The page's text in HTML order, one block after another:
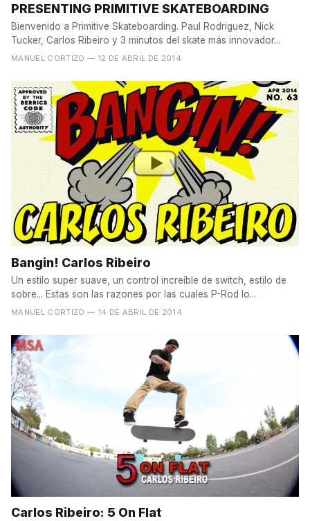
PRESENTING PRIMITIVE SKATEBOARDING
Bienvenido a Primitive Skateboarding. Paul Rodriguez, Nick
Tucker, Carlos Ribeiro y 3 minutos del skate más innovador...
MANUEL CORTIZO — 12 DE ABRIL DE 2014
Bangin! Carlos Ribeiro
Un estilo super suave, un control increíble de switch, estilo de
sobre... Estas son las razones por las cuales P-Rod lo...
MANUEL CORTIZO — 14 DE ABRIL DE 2014
Carlos Ribeiro: 5 On Flat